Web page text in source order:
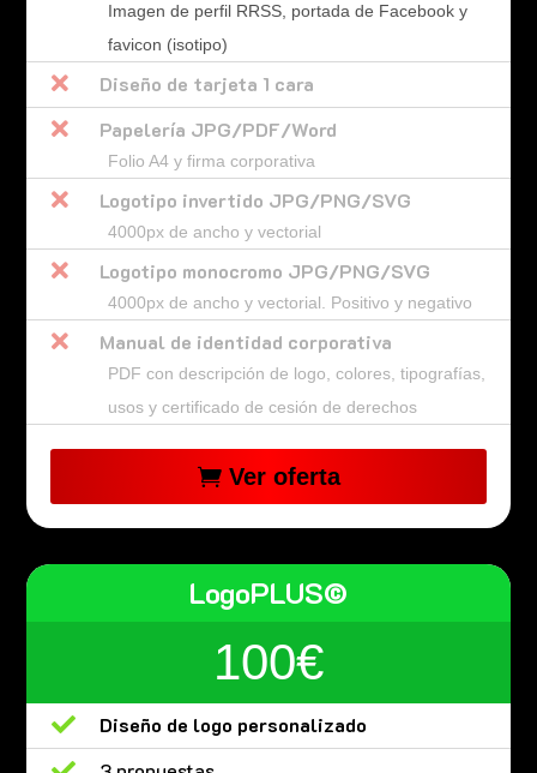
Imagen de perfil RRSS, portada de Facebook y
favicon (isotipo)

Diseño de tarjeta 1 cara

Papelería JPG/PDF/Word
Folio A4 y firma corporativa
 Logotipo invertido JPG/PNG/SVG
4000px de ancho y vectorial
 Logotipo monocromo JPG/PNG/SVG
4000px de ancho y vectorial. Positivo y negativo
 Manual de identidad corporativa
PDF con descripción de logo, colores, tipografías,
usos y certificado de cesión de derechos
Ver oferta
LogoPLUS©
100€

Diseño de logo personalizado